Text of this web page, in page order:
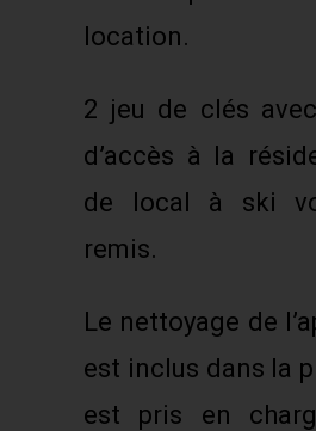
location.
2 jeu de clés
d’accès à la
de local à ski
remis.
Le nettoyage de
est inclus dans la
est pris en